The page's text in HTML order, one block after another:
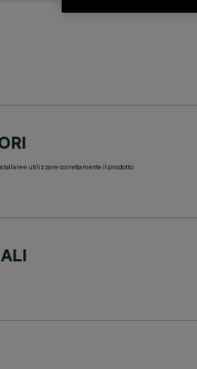
e utilizzare correttamente il prodotto: